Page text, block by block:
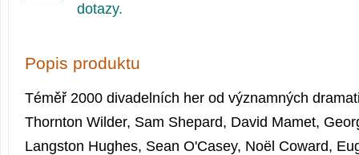
dotazy.
Popis produktu
Téměř 2000 divadelních her od významných
Thornton Wilder, Sam Shepard, David Mamet,
Langston Hughes, Sean O'Casey, Noël Coward,